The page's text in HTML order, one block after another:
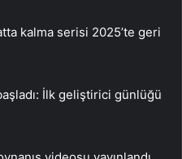
kalma serisi 2025’te geri
İlk geliştirici günlüğü